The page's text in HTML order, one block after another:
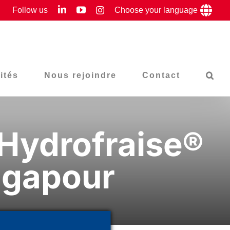
Follow us LinkedInYouTubeInstagram
Choose your language
Nous rejoindre Contact